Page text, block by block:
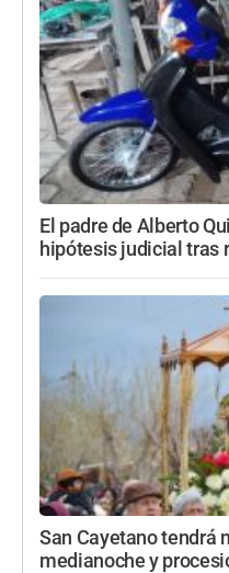
El padre de Alberto
hipótesis judicial tras
San Cayetano tendrá
medianoche y